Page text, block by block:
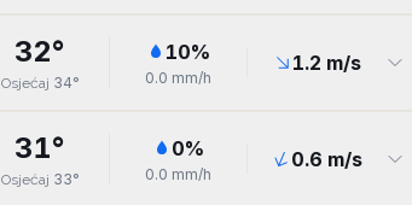
32°
Osjećaj 34°
10%
0.0 mm/h
1.2 m/s
31°
Osjećaj 33°
0%
0.0 mm/h
0.6 m/s